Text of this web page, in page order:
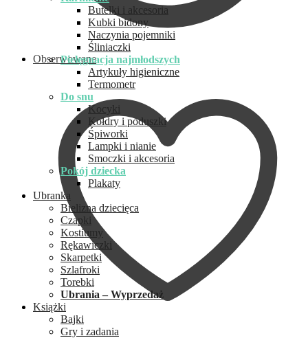
Obserwowane
Butelki i akcesoria
Kubki bidony
Naczynia pojemniki
Śliniaczki
Pielęgnacja najmłodszych
Artykuły higieniczne
Termometr
Do snu
Kocyki
Kołdry i poduszki
Śpiworki
Lampki i nianie
Smoczki i akcesoria
Pokój dziecka
Plakaty
Ubranka
Bielizna dziecięca
Czapki
Kostiumy
Rękawiczki
Skarpetki
Szlafroki
Torebki
Ubrania – Wyprzedaż
Książki
Bajki
Gry i zadania